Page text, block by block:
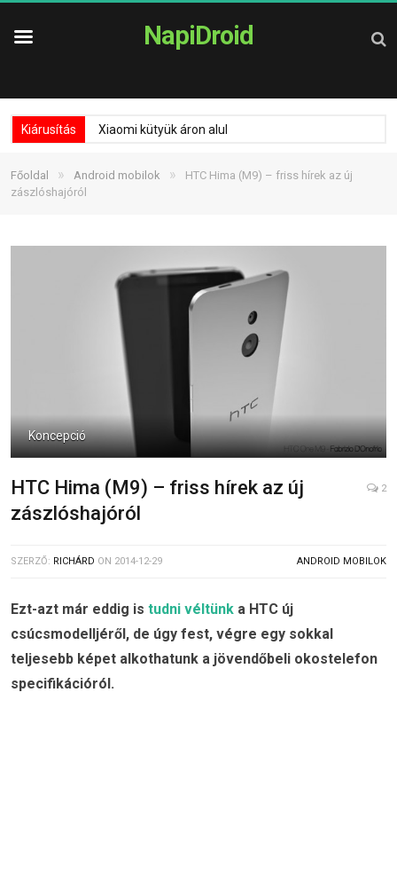
NapiDroid
Kiárusítás Xiaomi kütyük áron alul
Főoldal » Android mobilok »
HTC Hima (M9) – friss hírek az új
zászlóshajóról
Koncepció
HTC Hima (M9) – friss hírek az új
zászlóshajóról
2
SZERZŐ: RICHÁRD ON 2014-12-29 ANDROID MOBILOK
Ezt-azt már eddig is tudni véltünk a HTC új
csúcsmodelljéről, de úgy fest, végre egy sokkal
teljesebb képet alkothatunk a jövendőbeli okostelefon
specifikációról.